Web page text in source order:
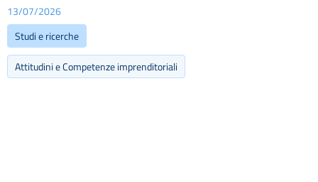
13/07/2026
Studi e ricerche
Attitudini e Competenze imprenditoriali